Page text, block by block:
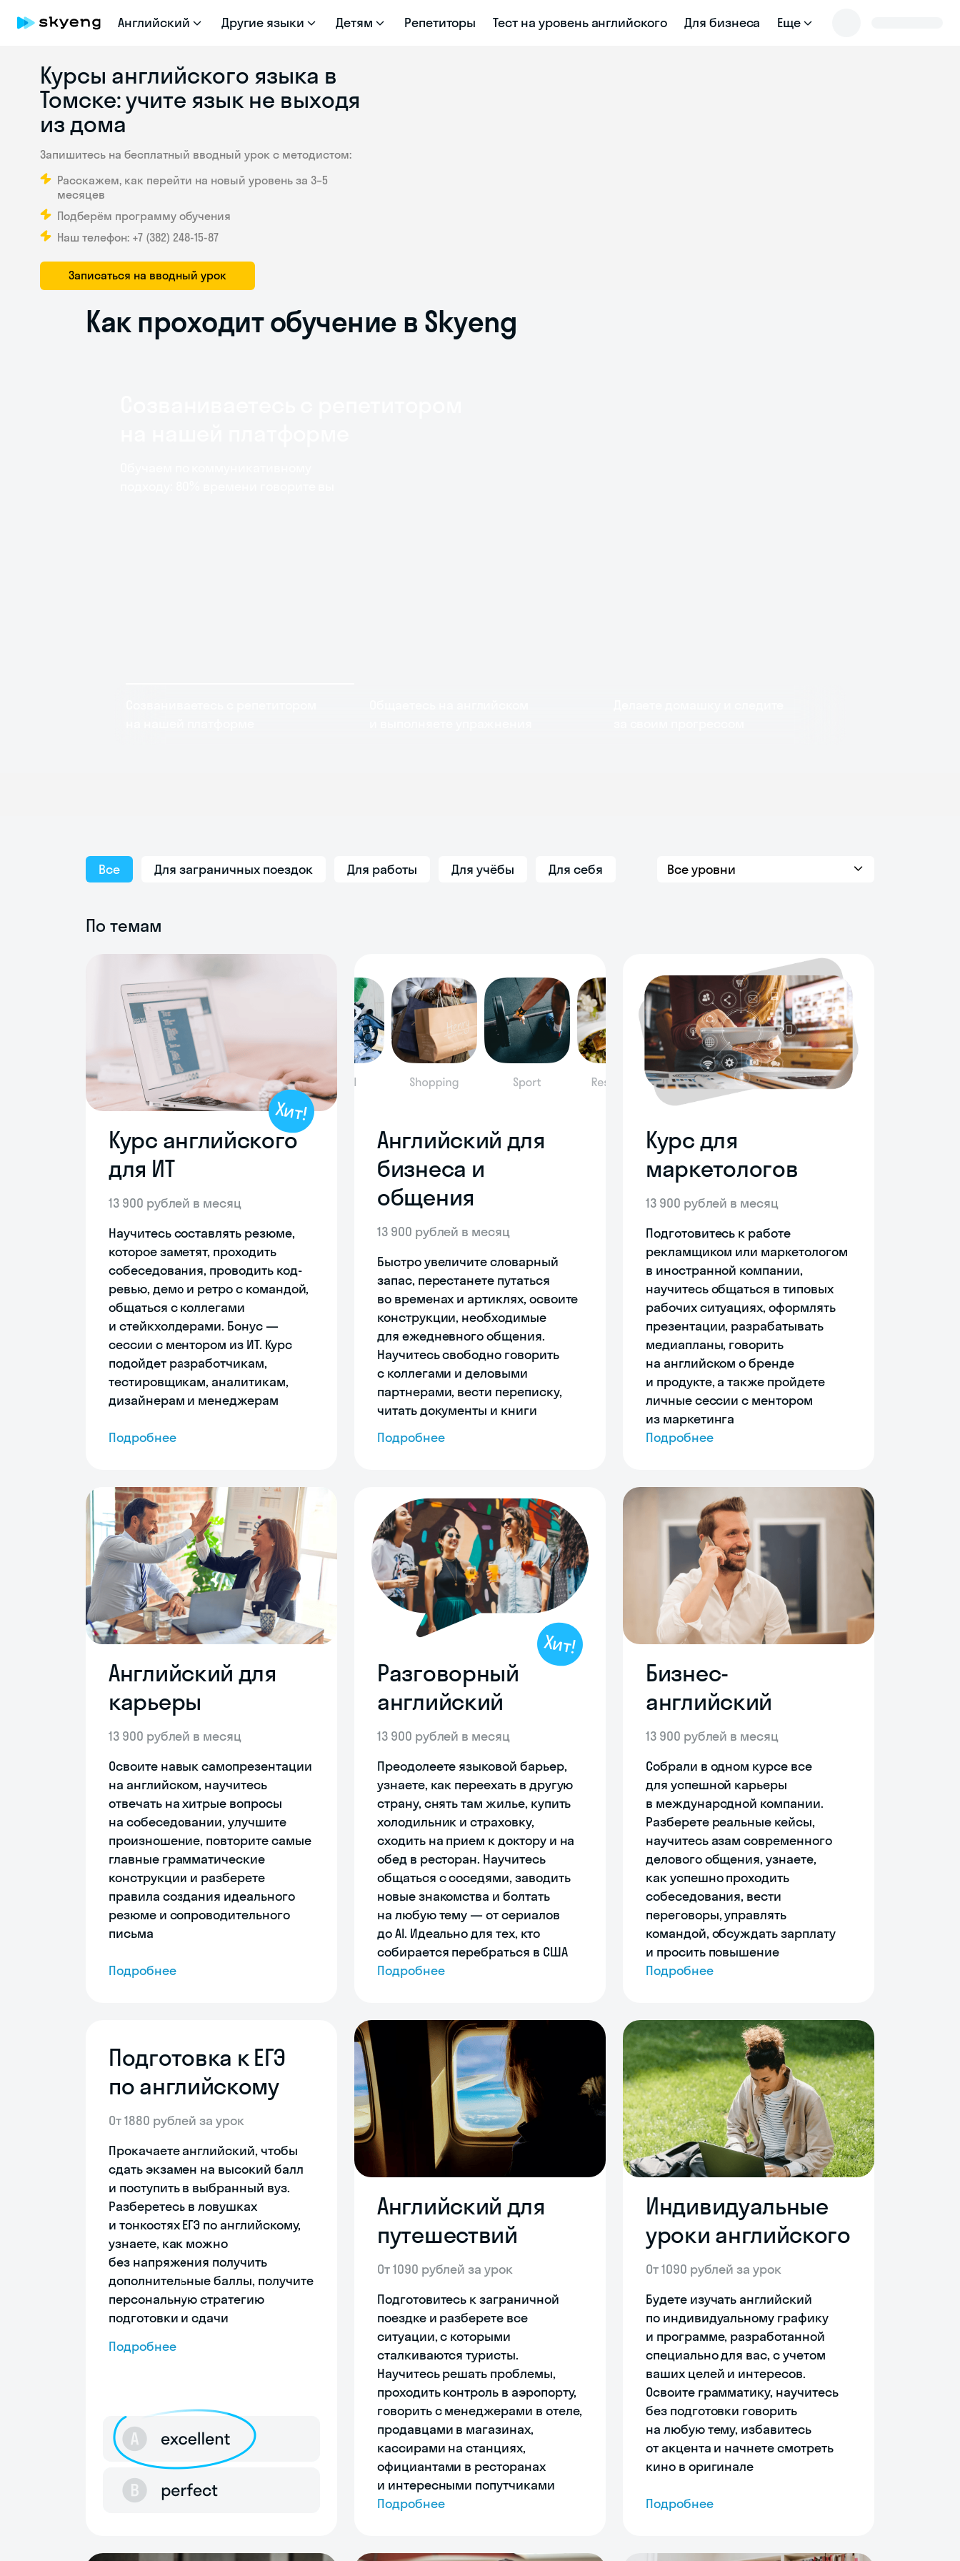
Английский Другие языки Детям Репетиторы Тест на уровень английского Для бизнеса Еще
Курсы английского языка в
Томске: учите язык не выходя
из дома
Запишитесь на бесплатный вводный урок с методистом:
Расскажем, как перейти на новый уровень за 3–5
месяцев
Подберём программу обучения
Наш телефон: +7 (382) 248‑15-87
Записаться на вводный урок
Как проходит обучение в Skyeng
Все Для заграничных поездок Для работы Для учёбы Для себя
По темам
Курс английского
для ИТ
Хит!
13 900 рублей в месяц
Научитесь составлять резюме,
которое заметят, проходить
собеседования, проводить код-
ревью, демо и ретро с командой,
общаться с коллегами
и стейкхолдерами. Бонус ―
сессии с ментором из ИТ. Курс
подойдет разработчикам,
тестировщикам, аналитикам,
дизайнерам и менеджерам
Подробнее
Английский для
бизнеса и
общения
13 900 рублей в месяц
Быстро увеличите словарный
запас, перестанете путаться
во временах и артиклях, освоите
конструкции, необходимые
для ежедневного общения.
Научитесь свободно говорить
с коллегами и деловыми
партнерами, вести переписку,
читать документы и книги
Подробнее
Курс для
маркетологов
13 900 рублей в месяц
Подготовитесь к работе
рекламщиком или маркетологом
в иностранной компании,
научитесь общаться в типовых
рабочих ситуациях, оформлять
презентации, разрабатывать
медиапланы, говорить
на английском о бренде
и продукте, а также пройдете
личные сессии с ментором
из маркетинга
Подробнее
Английский для
карьеры
13 900 рублей в месяц
Освоите навык самопрезентации
на английском, научитесь
отвечать на хитрые вопросы
на собеседовании, улучшите
произношение, повторите самые
главные грамматические
конструкции и разберете
правила создания идеального
резюме и сопроводительного
письма
Подробнее
Разговорный
английский
Хит!
13 900 рублей в месяц
Преодолеете языковой барьер,
узнаете, как переехать в другую
страну, снять там жилье, купить
холодильник и страховку,
сходить на прием к доктору и на
обед в ресторан. Научитесь
общаться с соседями, заводить
новые знакомства и болтать
на любую тему ― от сериалов
до AI. Идеально для тех, кто
собирается перебраться в США
Подробнее
Бизнес-
английский
13 900 рублей в месяц
Собрали в одном курсе все
для успешной карьеры
в международной компании.
Разберете реальные кейсы,
научитесь азам современного
делового общения, узнаете,
как успешно проходить
собеседования, вести
переговоры, управлять
командой, обсуждать зарплату
и просить повышение
Подробнее
Подготовка к ЕГЭ
по английскому
От 1880 рублей за урок
Прокачаете английский, чтобы
сдать экзамен на высокий балл
и поступить в выбранный вуз.
Разберетесь в ловушках
и тонкостях ЕГЭ по английскому,
узнаете, как можно
без напряжения получить
дополнительные баллы, получите
персональную стратегию
подготовки и сдачи
Подробнее
Английский для
путешествий
От 1090 рублей за урок
Подготовитесь к заграничной
поездке и разберете все
ситуации, с которыми
сталкиваются туристы.
Научитесь решать проблемы,
проходить контроль в аэропорту,
говорить с менеджерами в отеле,
продавцами в магазинах,
кассирами на станциях,
официантами в ресторанах
и интересными попутчиками
Подробнее
Индивидуальные
уроки английского
От 1090 рублей за урок
Будете изучать английский
по индивидуальному графику
и программе, разработанной
специально для вас, с учетом
ваших целей и интересов.
Освоите грамматику, научитесь
без подготовки говорить
на любую тему, избавитесь
от акцента и начнете смотреть
кино в оригинале
Подробнее
online